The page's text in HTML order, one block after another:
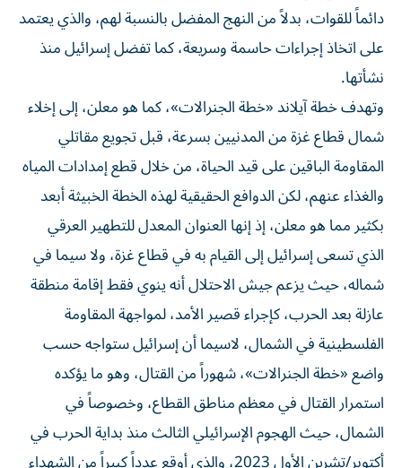
دائماً للقوات، بدلاً من النهج المفضل بالنسبة لهم، والذي يعتمد
على اتخاذ إجراءات حاسمة وسريعة، كما تفضل إسرائيل منذ
نشأتها.
وتهدف خطة آيلاند «خطة الجنرالات»، كما هو معلن، إلى إخلاء
شمال قطاع غزة من المدنيين بسرعة، قبل تجويع مقاتلي
المقاومة الباقين على قيد الحياة، من خلال قطع إمدادات المياه
والغذاء عنهم، لكن الدوافع الحقيقية لهذه الخطة الخبيثة أبعد
بكثير مما هو معلن، إذ إنها العنوان المعدل للتطهير العرقي
الذي تسعى إسرائيل إلى القيام به في قطاع غزة، ولا سيما في
شماله، حيث يزعم جيش الاحتلال أنه ينوي فقط إقامة منطقة
عازلة بعد الحرب، كإجراء قصير الأمد، لمواجهة المقاومة
الفلسطينية في الشمال، لاسيما أن إسرائيل ستواجه حسب
واضع «خطة الجنرالات»، شهوراً من القتال، وهو ما يؤكده
استمرار القتال في معظم مناطق القطاع، وخصوصاً في
الشمال، حيث الهجوم الإسرائيلي الثالث منذ بداية الحرب في